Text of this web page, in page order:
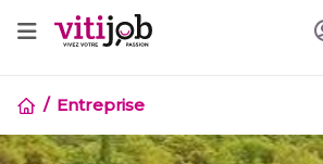
Entreprise